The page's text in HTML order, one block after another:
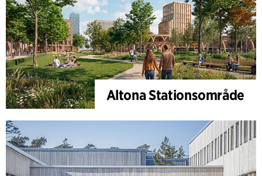
Altona Stationsområde